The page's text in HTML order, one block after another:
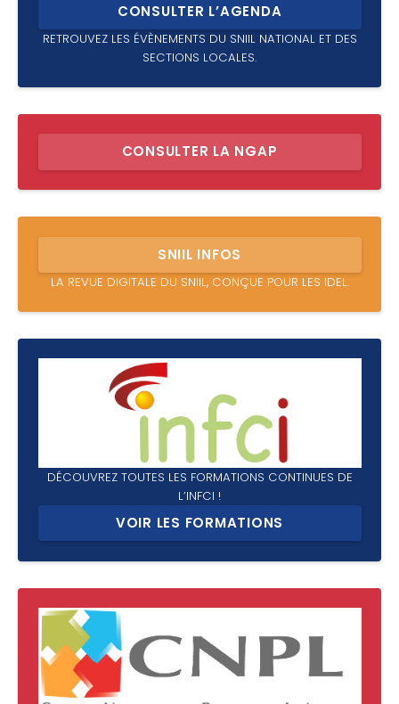
CONSULTER L’AGENDA
RETROUVEZ LES ÉVÈNEMENTS DU SNIIL NATIONAL ET DES
SECTIONS LOCALES.
CONSULTER LA NGAP
SNIIL INFOS
LA REVUE DIGITALE DU SNIIL, CONÇUE POUR LES IDEL.
DÉCOUVREZ TOUTES LES FORMATIONS CONTINUES DE
L’INFCI !
VOIR LES FORMATIONS